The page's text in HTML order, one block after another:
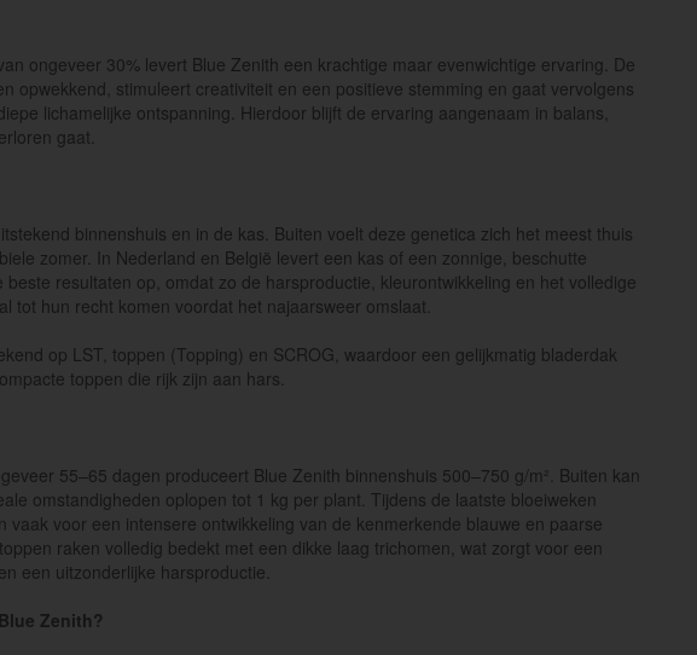
ongeveer 30% levert Blue Zenith een krachtige maar evenwichtige ervaring. De
opwekkend, stimuleert creativiteit en een positieve stemming en gaat vervolgens
lichamelijke ontspanning. Hierdoor blijft de ervaring aangenaam in balans,
gaat.
binnenshuis en in de kas. Buiten voelt deze genetica zich het meest thuis
zomer. In Nederland en België levert een kas of een zonnige, beschutte
beste resultaten op, omdat zo de harsproductie, kleurontwikkeling en het volledige
tot hun recht komen voordat het najaarsweer omslaat.
op LST, toppen (Topping) en SCROG, waardoor een gelijkmatig bladerdak
toppen die rijk zijn aan hars.
55–65 dagen produceert Blue Zenith binnenshuis 500–750 g/m². Buiten kan
omstandigheden oplopen tot 1 kg per plant. Tijdens de laatste bloeiweken
vaak voor een intensere ontwikkeling van de kenmerkende blauwe en paarse
raken volledig bedekt met een dikke laag trichomen, wat zorgt voor een
een uitzonderlijke harsproductie.
Zenith?